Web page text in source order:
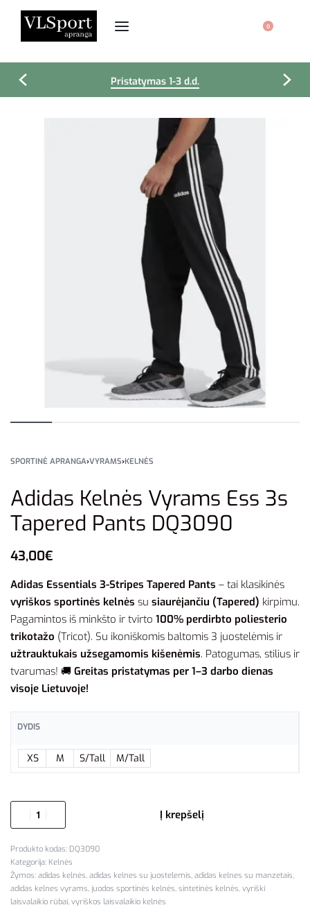
0
Pristatymas 1-3 d.d.
SPORTINĖ APRANGA›VYRAMS›KELNĖS
Adidas Kelnės Vyrams Ess 3s
Tapered Pants DQ3090
43,00€
Adidas Essentials 3-Stripes Tapered Pants – tai klasikinės
vyriškos sportinės kelnės su siaurėjančiu (Tapered) kirpimu.
Pagamintos iš minkšto ir tvirto 100% perdirbto poliesterio
trikotažo (Tricot). Su ikoniškomis baltomis 3 juostelėmis ir
užtrauktukais užsegamomis kišenėmis. Patogumas, stilius ir
tvarumas! 🚚 Greitas pristatymas per 1–3 darbo dienas
visoje Lietuvoje!
DYDIS
XS M S/Tall M/Tall
Į krepšelį
DQ3090
Kategorija: Kelnės
Žymos: adidas kelnės, adidas kelnes su juostelemis, adidas kelnes su manzetais,
adidas kelnes vyrams, juodos sportinės kelnės, sintetinės kelnės, vyriški
laisvalaikio rūbai, vyriškos laisvalaikio kelnės